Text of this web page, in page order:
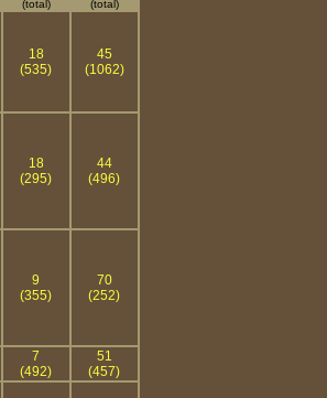
(total) (total)
18
(535)
45
(1062)
18
(295)
44
(496)
9
(355)
70
(252)
7
(492)
51
(457)